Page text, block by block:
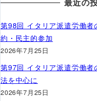
最近の
第98回 イタリア派遣労働者
約・民主的参加
2026年7月25日
第97回 イタリア派遣労働者
法を中心に
2026年7月25日